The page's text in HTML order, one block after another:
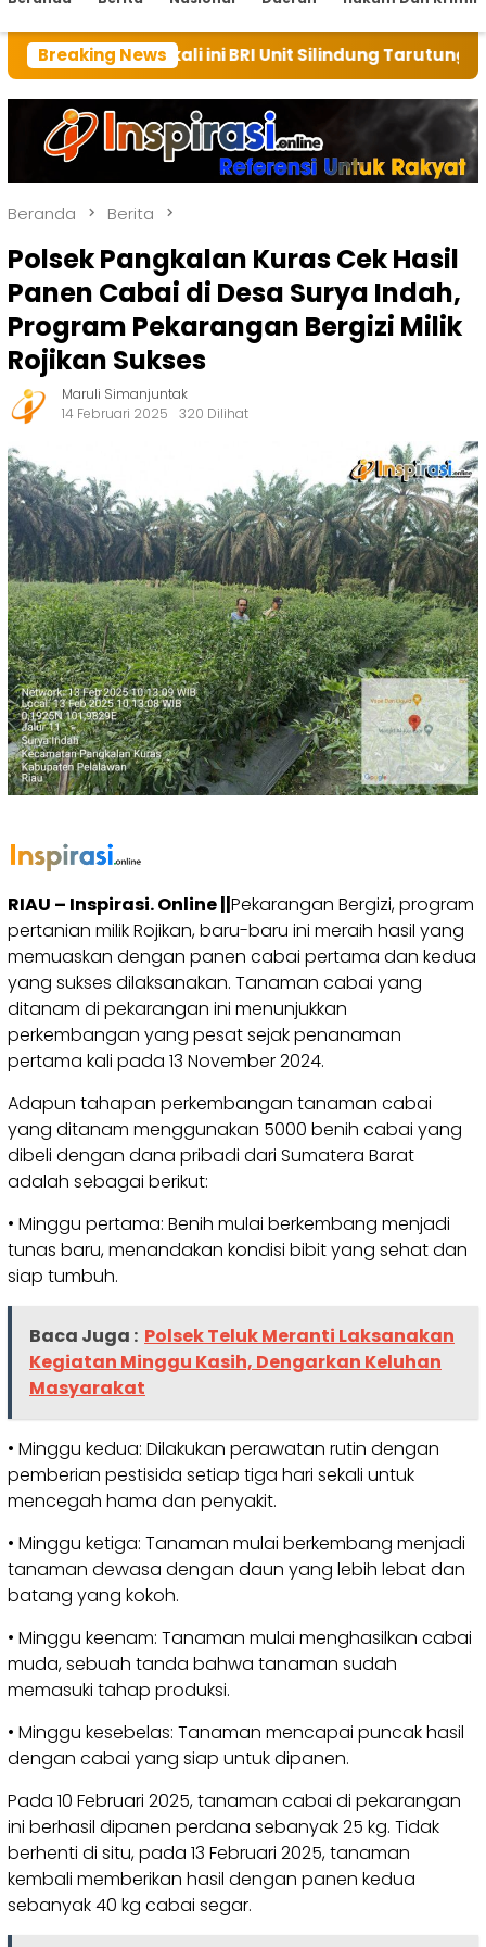
Breaking News
kali ini BRI Unit Silindung Tarutung Ingatkan
Beranda Berita
Polsek Pangkalan Kuras Cek Hasil
Panen Cabai di Desa Surya Indah,
Program Pekarangan Bergizi Milik
Rojikan Sukses
Maruli Simanjuntak
14 Februari 2025
320 Dilihat
RIAU – Inspirasi. Online ||Pekarangan Bergizi, program
pertanian milik Rojikan, baru-baru ini meraih hasil yang
memuaskan dengan panen cabai pertama dan kedua
yang sukses dilaksanakan. Tanaman cabai yang
ditanam di pekarangan ini menunjukkan
perkembangan yang pesat sejak penanaman
pertama kali pada 13 November 2024.
Adapun tahapan perkembangan tanaman cabai
yang ditanam menggunakan 5000 benih cabai yang
dibeli dengan dana pribadi dari Sumatera Barat
adalah sebagai berikut:
• Minggu pertama: Benih mulai berkembang menjadi
tunas baru, menandakan kondisi bibit yang sehat dan
siap tumbuh.
Baca Juga : Polsek Teluk Meranti Laksanakan
Kegiatan Minggu Kasih, Dengarkan Keluhan
Masyarakat
• Minggu kedua: Dilakukan perawatan rutin dengan
pemberian pestisida setiap tiga hari sekali untuk
mencegah hama dan penyakit.
• Minggu ketiga: Tanaman mulai berkembang menjadi
tanaman dewasa dengan daun yang lebih lebat dan
batang yang kokoh.
• Minggu keenam: Tanaman mulai menghasilkan cabai
muda, sebuah tanda bahwa tanaman sudah
memasuki tahap produksi.
• Minggu kesebelas: Tanaman mencapai puncak hasil
dengan cabai yang siap untuk dipanen.
Pada 10 Februari 2025, tanaman cabai di pekarangan
ini berhasil dipanen perdana sebanyak 25 kg. Tidak
berhenti di situ, pada 13 Februari 2025, tanaman
kembali memberikan hasil dengan panen kedua
sebanyak 40 kg cabai segar.